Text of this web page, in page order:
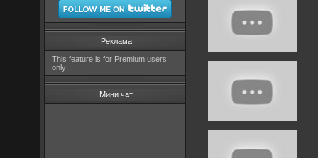
Реклама
This feature is for Premium users
only!
Мини чат